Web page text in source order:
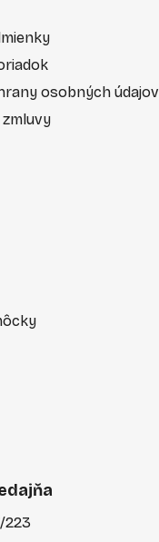
osobných údajov
223